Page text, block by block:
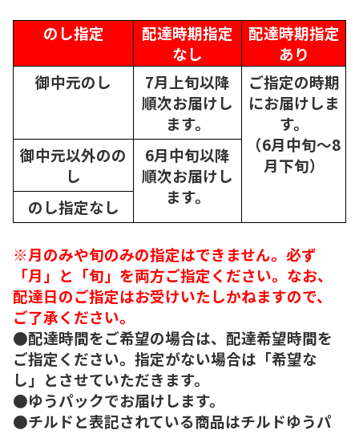
のし指定
配達時期指定
なし
配達時期指定
あり
御中元のし
7月上旬以降
順次お届けし
ます。
ご指定の時期
にお届けしま
す。
（6月中旬～8
月下旬）
御中元以外のの
し
6月中旬以降
順次お届けし
ます。
のし指定なし
※月のみや旬のみの指定はできません。必ず
「月」と「旬」を両方ご指定ください。なお、
配達日のご指定はお受けいたしかねますので、
ご了承ください。
●配達時間をご希望の場合は、配達希望時間を
ご指定ください。指定がない場合は「希望な
し」とさせていただきます。
●ゆうパックでお届けします。
●チルドと表記されている商品はチルドゆうパ